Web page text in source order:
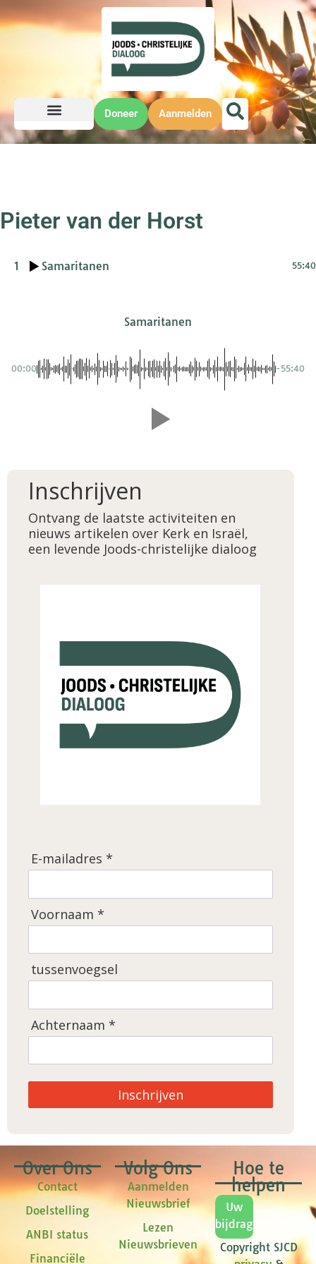
Doneer Aanmelden
Pieter van der Horst
1 Samaritanen 55:40
Samaritanen
00:00 -55:40
Inschrijven
Ontvang de laatste activiteiten en
nieuws artikelen over Kerk en Israël,
een levende Joods-christelijke dialoog
E-mailadres *
Voornaam *
tussenvoegsel
Achternaam *
Inschrijven
Over Ons
Contact
Doelstelling
ANBI status
Financiële
Volg Ons
Aanmelden
Nieuwsbrief
Lezen
Nieuwsbrieven
Hoe te
helpen
Uw
bijdrage
Copyright SJCD